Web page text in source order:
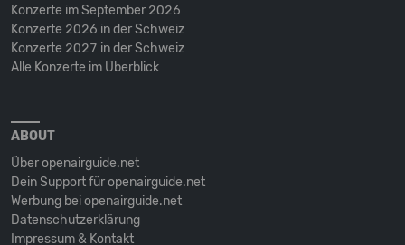
Konzerte im September 2026
Konzerte 2026 in der Schweiz
Konzerte 2027 in der Schweiz
Alle Konzerte im Überblick
ABOUT
Über openairguide.net
Dein Support für openairguide.net
Werbung bei openairguide.net
Datenschutz­erklärung
Impressum & Kontakt